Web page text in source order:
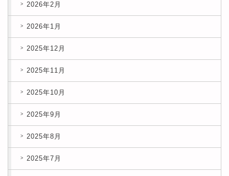
2026年2月
2026年1月
2025年12月
2025年11月
2025年10月
2025年9月
2025年8月
2025年7月